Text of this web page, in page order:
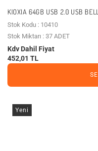
KIOXIA 64GB USB 2.0 USB
Stok Kodu : 10410
Stok Miktarı : 37 ADET
Kdv Dahil Fiyat
452,01 TL
Yeni